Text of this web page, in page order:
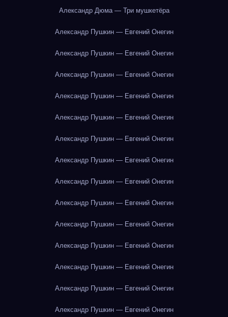
Александр Дюма — Три мушкетёра
Александр Пушкин — Евгений Онегин
Александр Пушкин — Евгений Онегин
Александр Пушкин — Евгений Онегин
Александр Пушкин — Евгений Онегин
Александр Пушкин — Евгений Онегин
Александр Пушкин — Евгений Онегин
Александр Пушкин — Евгений Онегин
Александр Пушкин — Евгений Онегин
Александр Пушкин — Евгений Онегин
Александр Пушкин — Евгений Онегин
Александр Пушкин — Евгений Онегин
Александр Пушкин — Евгений Онегин
Александр Пушкин — Евгений Онегин
Александр Пушкин — Евгений Онегин